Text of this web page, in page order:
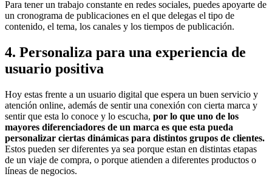
Para tener un trabajo constante en redes sociales, puedes apoyarte de
un cronograma de publicaciones en el que delegas el tipo de
contenido, el tema, los canales y los tiempos de publicación.
4. Personaliza para una experiencia de
usuario positiva
Hoy estas frente a un usuario digital que espera un buen servicio y
atención online, además de sentir una conexión con cierta marca y
sentir que esta lo conoce y lo escucha, por lo que uno de los
mayores diferenciadores de un marca es que esta pueda
personalizar ciertas dinámicas para distintos grupos de clientes.
Estos pueden ser diferentes ya sea porque estan en distintas etapas
de un viaje de compra, o porque atienden a diferentes productos o
líneas de negocios.